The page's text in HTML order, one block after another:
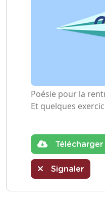
Poésie pour la
Et quelques
Télécharger
Signaler